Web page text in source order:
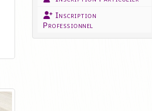
Inscription
Professionnel